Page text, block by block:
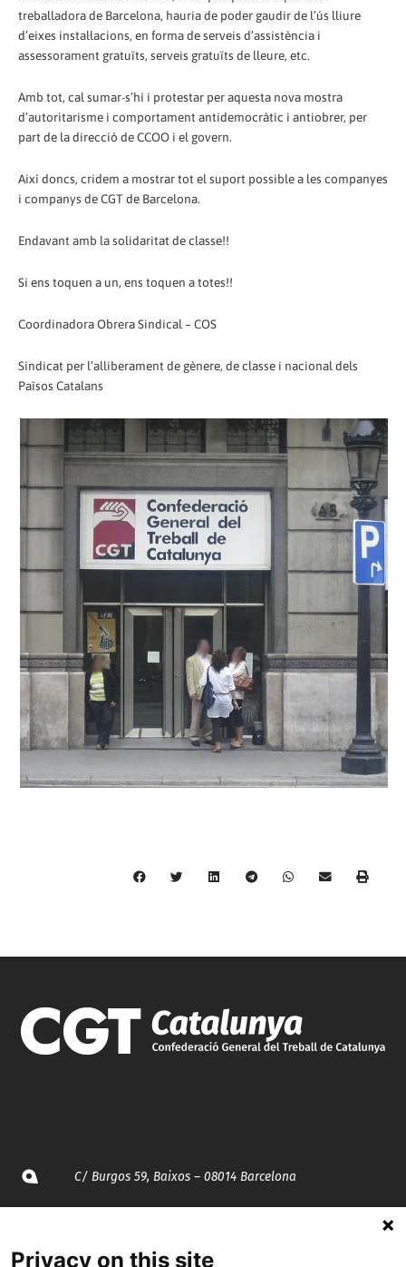
treballadora de Barcelona, hauria de poder gaudir de l’ús lliure
d’eixes instal·lacions, en forma de serveis d’assistència i
assessorament gratuïts, serveis gratuïts de lleure, etc.
Amb tot, cal sumar-s’hi i protestar per aquesta nova mostra
d’autoritarisme i comportament antidemocràtic i antiobrer, per
part de la direcció de CCOO i el govern.
Així doncs, cridem a mostrar tot el suport possible a les companyes
i companys de CGT de Barcelona.
Endavant amb la solidaritat de classe!!
Si ens toquen a un, ens toquen a totes!!
Coordinadora Obrera Sindical – COS
Sindicat per l’alliberament de gènere, de classe i nacional dels
Països Catalans
C/ Burgos 59, Baixos – 08014 Barcelona
Privacy on this site